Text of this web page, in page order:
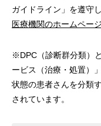
ガイドライン」を遵守
医療機関のホームペー
※DPC（診断群分類）
ービス（治療・処置）
状態の患者さんを分類
されています。